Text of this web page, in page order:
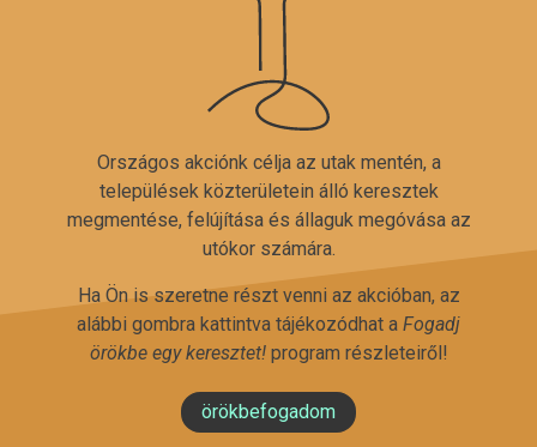
Országos akciónk célja az utak mentén, a
települések közterületein álló keresztek
megmentése, felújítása és állaguk megóvása az
utókor számára.
Ha Ön is szeretne részt venni az akcióban, az
alábbi gombra kattintva tájékozódhat a Fogadj
örökbe egy keresztet!program részleteiről!
örökbefogadom